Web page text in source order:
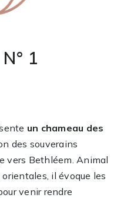
1
un chameau des
des souverains
vers Bethléem. Animal
il évoque les
venir rendre